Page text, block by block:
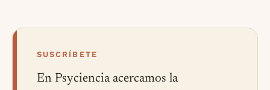
SUSCRÍBETE
En Psyciencia acercamos la